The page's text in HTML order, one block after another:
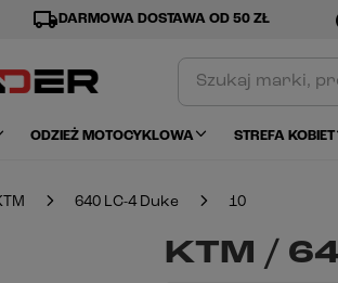
local_shippingDARMOWA DOSTAWA OD 50 ZŁ
ODZIEŻ MOTOCYKLOWA STREFA KOBIET
640 LC-4 Duke 10
KTM /